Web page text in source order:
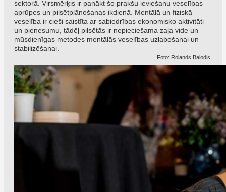
sektorā. Virsmērķis ir panākt šo prakšu ieviešanu veselības
aprūpes un pilsētplānošanas ikdienā. Mentālā un fiziskā
veselība ir cieši saistīta ar sabiedrības ekonomisko aktivitāti
un pienesumu, tādēļ pilsētās ir nepieciešama zaļa vide un
mūsdienīgas metodes mentālās veselības uzlabošanai un
stabilizēšanai.”
Foto: Rolands Balodis.